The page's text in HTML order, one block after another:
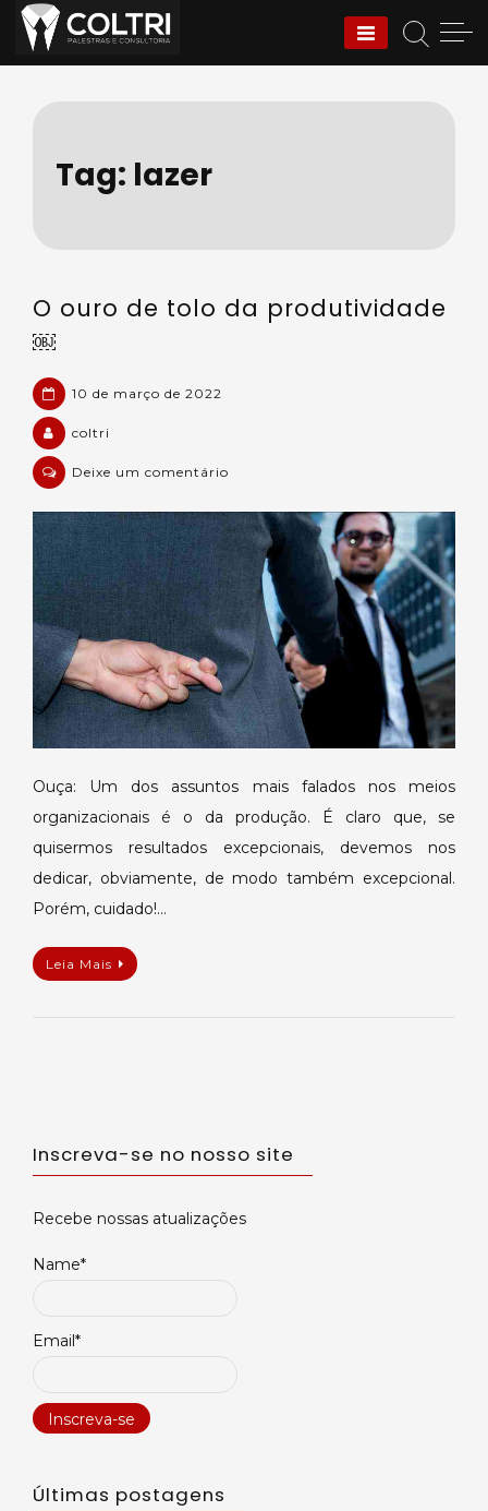
Skip
Coltri | Palestras e
Tag: lazer
O ouro de tolo da produtividade
￼
10 de março de 2022
coltri
Deixe um comentário
ouro
tolo
da
produtividade
￼
Ouça: Um dos assuntos mais falados nos meios
organizacionais é o da produção. É claro que, se
quisermos resultados excepcionais, devemos nos
dedicar, obviamente, de modo também excepcional.
Porém, cuidado!…
Leia Mais
Inscreva-se no nosso site
Recebe nossas atualizações
Name*
Email*
Últimas postagens